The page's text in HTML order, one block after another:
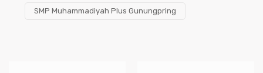
SMP Muhammadiyah Plus Gunungpring